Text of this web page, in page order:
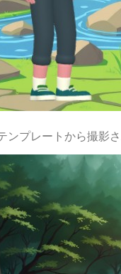
ンプレートから撮影